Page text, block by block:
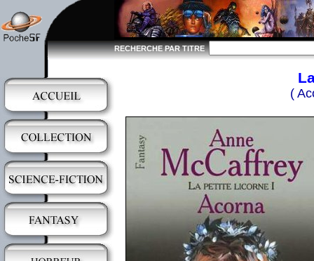
RECHERCHE PAR TITRE
(